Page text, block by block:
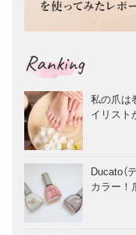
Ranking
私の爪は
イリスト
Ducato（
カラー！